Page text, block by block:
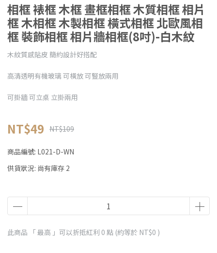
相框 裱框 木框 畫框相框 木質相框 相片
框 木相框 木製相框 橫式相框 北歐風相
框 裝飾相框 相片牆相框(8吋)-白木紋
木紋質感貼皮 簡約設計好搭配
高清透明有機玻璃 可橫放 可豎放兩用
可掛牆 可立桌 立掛兩用
NT$49 NT$109
商品編號: L021-D-WN
供貨狀況: 尚有庫存 2
此商品 「 最高 」可以折抵紅利 0 點 (約等於 NT$0 )